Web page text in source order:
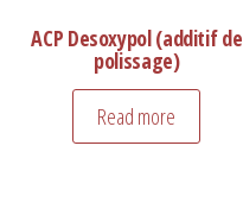
ACP Desoxypol (additif de
polissage)
Read more